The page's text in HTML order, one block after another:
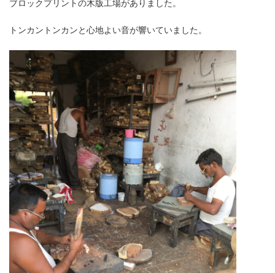
ブロックプリントの木版工場がありました。
トンカントンカンと心地よい音が響いていました。